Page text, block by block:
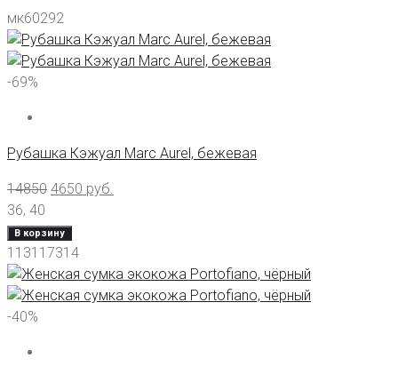
мк60292
-69%
Рубашка Кэжуал Marc Aurel, бежевая
14850 4650 руб.
36, 40
В корзину
113117314
-40%